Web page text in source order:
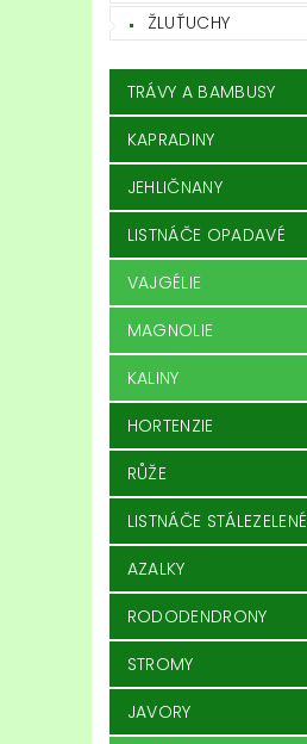
ŽLUŤUCHY
TRÁVY A BAMBUSY
KAPRADINY
JEHLIČNANY
LISTNÁČE OPADAVÉ
VAJGÉLIE
MAGNOLIE
KALINY
HORTENZIE
RŮŽE
LISTNÁČE STÁLEZELENÉ
AZALKY
RODODENDRONY
STROMY
JAVORY